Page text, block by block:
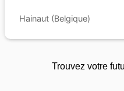
Hainaut (Belgique)
Trouvez votre